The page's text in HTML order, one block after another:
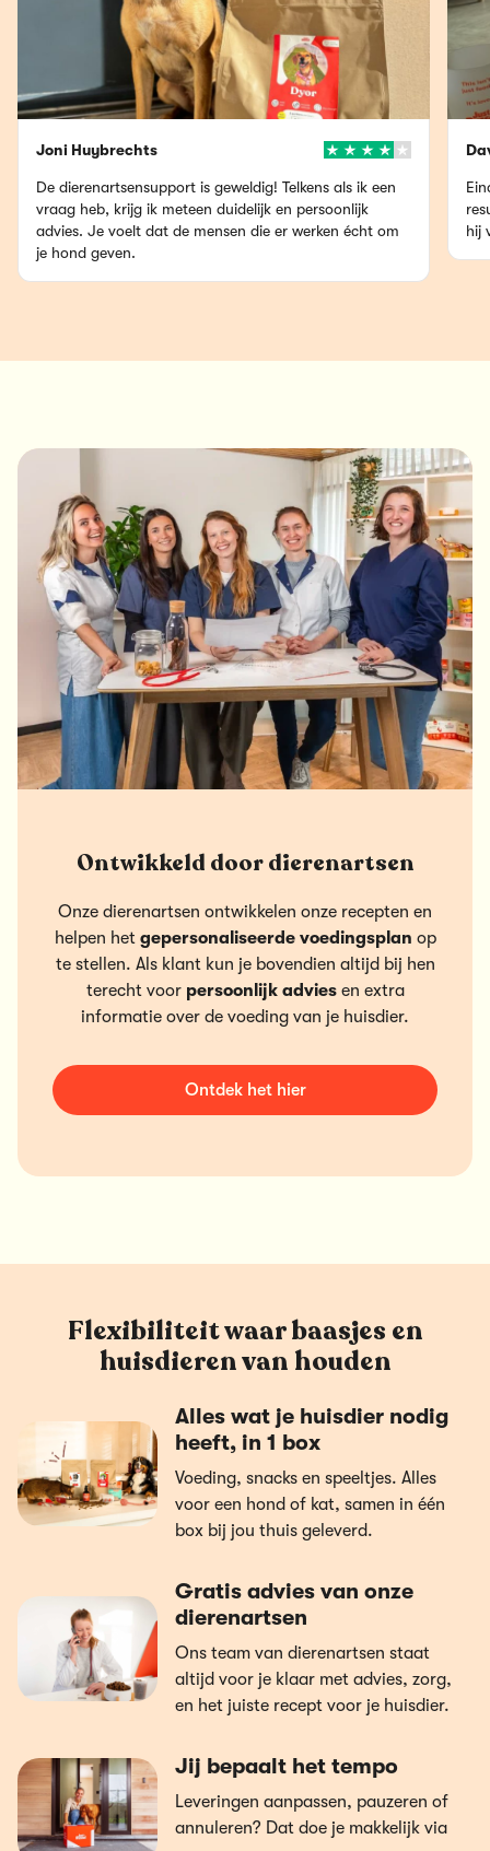
Joni Huybrechts
De dierenartsensupport is geweldig! Telkens als ik een
vraag heb, krijg ik meteen duidelijk en persoonlijk
advies. Je voelt dat de mensen die er werken écht om
je hond geven.
hij
Ontwikkeld door dierenartsen
Onze dierenartsen ontwikkelen onze recepten en
helpen het gepersonaliseerde voedingsplan op
te stellen. Als klant kun je bovendien altijd bij hen
terecht voor persoonlijk adviesen extra
informatie over de voeding van je huisdier.
Ontdek het hier
Flexibiliteit waar baasjes en
huisdieren van houden
Alles wat je huisdier nodig
heeft, in 1 box
Voeding, snacks en speeltjes. Alles
voor een hond of kat, samen in één
box bij jou thuis geleverd.
Gratis advies van onze
dierenartsen
Ons team van dierenartsen staat
altijd voor je klaar met advies, zorg,
en het juiste recept voor je huisdier.
Jij bepaalt het tempo
Leveringen aanpassen, pauzeren of
annuleren? Dat doe je makkelijk via